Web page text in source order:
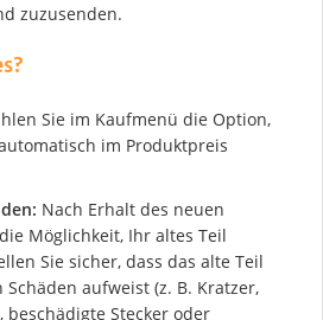
zuzusenden.
Sie im Kaufmenü die Option,
im Produktpreis
Nach Erhalt des neuen
Möglichkeit, Ihr altes Teil
Sie sicher, dass das alte Teil
aufweist (z. B. Kratzer,
beschädigte Stecker oder